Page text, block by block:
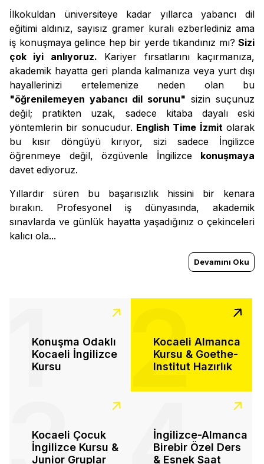
İlkokuldan üniversiteye kadar yıllarca yabancı dil
eğitimi aldınız, sayısız gramer kuralı ezberlediniz ama
iş konuşmaya gelince hep bir yerde tıkandınız mı? Sizi
çok iyi anlıyoruz. Kariyer fırsatlarını kaçırmanıza,
akademik hayatta geri planda kalmanıza veya yurt dışı
hayallerinizi ertelemenize neden olan bu
"öğrenilemeyen yabancı dil sorunu" sizin suçunuz
değil; pratikten uzak, sadece kitaba dayalı eski
yöntemlerin bir sonucudur. English Time İzmitolarak
bu kısır döngüyü kırıyor, sizi sadece İngilizce
öğrenmeye değil, özgüvenle İngilizce konuşmaya
davet ediyoruz.
Yıllardır süren bu başarısızlık hissini bir kenara
bırakın. Profesyonel iş dünyasında, akademik
sınavlarda ve günlük hayatta yaşadığınız o çekinceleri
kalıcı ola...
Devamını Oku
Konuşma Odaklı
Kocaeli İngilizce
Kursu
1
Kocaeli Almanca
Kursu & Goethe-
Institut Hazırlık
2
Kocaeli Çocuk
İngilizce Kursu &
Junior Gruplar
İngilizce-Almanca
Birebir Özel Ders
& Esnek Saat